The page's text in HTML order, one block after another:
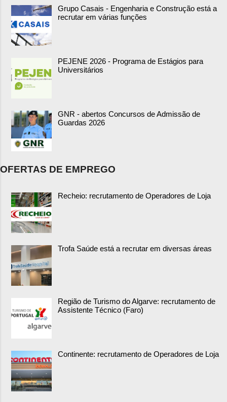
Grupo Casais - Engenharia e Construção está a
recrutar em várias funções
PEJENE 2026 - Programa de Estágios para
Universitários
GNR - abertos Concursos de Admissão de
Guardas 2026
OFERTAS DE EMPREGO
Recheio: recrutamento de Operadores de Loja
Trofa Saúde está a recrutar em diversas áreas
Região de Turismo do Algarve: recrutamento de
Assistente Técnico (Faro)
Continente: recrutamento de Operadores de Loja